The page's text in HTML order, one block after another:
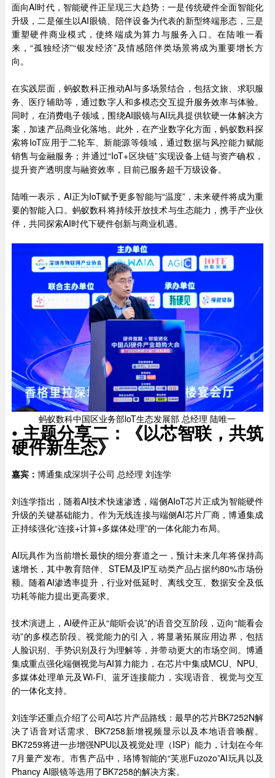
面向AI时代，智能硬件正呈现三大趋势：一是传统硬件全面智能化
升级，二是催生以AI眼镜、陪伴设备为代表的新型终端形态，三是
重塑硬件商业模式，使终端成为算力与服务入口。在陆唯一看
来，“孤独经济”“银发经济”及情感陪伴类场景将成为重要增长方
向。
在实践层面，蚂蚁数科正推动AI与多场景结合，包括文旅、求职服
务、医疗辅助等，通过数字人和多模态交互提升服务效率与体验。
同时，在消费电子领域，围绕AI眼镜与AI玩具提供软硬一体解决方
案，加速产品商业化落地。此外，在产业数字化方面，蚂蚁数科探
索将IoT应用于二轮车、新能源等领域，通过数据与风控能力赋能
销售与金融服务；并通过“IoT+区块链”实现设备上链与资产确权，
提升资产透明度与融资效率，目前已服务超千万级设备。
陆唯一表示，AI正为IoT赋予更多智能与“温度”，未来硬件将成为重
要的智能入口。蚂蚁数科将持续开放技术与生态能力，携手产业伙
伴，共同探索AI时代下硬件创新与商业机遇。
蚂蚁数科中国区业务部loT生态发展部 总经理 陆唯一
• 主题分享二：《以芯智联，共筑
硬件新生态》
嘉宾： 博通集成深圳子公司 总经理 刘连学
刘连学指出，随着AI技术快速渗透，端侧AIoT芯片正成为智能硬件
升级的关键基础能力。作为无线连接与端侧AI芯片厂商，博通集成
正持续强化“连接+计算+多媒体处理”的一体化能力布局。
AI玩具作为当前增长最快的细分赛道之一，预计未来几年将保持高
速增长，其中教育陪伴、STEM及IP互动类产品占据约80%市场份
额。随着AI渗透率提升，行业对低延时、离线交互、数据安全及低
功耗等能力提出更高要求。
技术演进上，AI硬件正从“能听会说”的语音交互阶段，迈向“能看会
动”的多模态阶段。视觉能力的引入，将显著拓展应用边界，包括
人脸识别、手势识别及行为理解等，并带动更大的市场空间。博通
集成重点强化端侧视觉与AI算力能力，在芯片中集成MCU、NPU、
多媒体处理单元及Wi-Fi、蓝牙连接能力，实现语音、视觉与交互
的一体化支持。
刘连学还重点介绍了公司AI芯片产品路线：最早的芯片BK7252N解
决了语音对话需求、BK7258新增视频显示以及本地语音唤醒。
BK7259将进一步增强NPU以及视觉处理（ISP）能力，计划在今年
7月量产发布。市售产品中，珞博智能的“芙崽Fuzozo”AI玩具以及
Phancy AI眼镜等选用了BK7258的解决方案。